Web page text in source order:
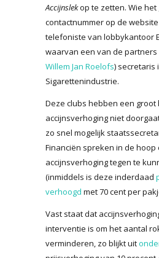
Accijnslekop te zetten. Wie het
contactnummer op de
telefoniste van lobbykantoor
waarvan een van de
Willem Jan Roelofs) secretaris
Sigarettenindustrie.
Deze clubs hebben een groot
accijnsverhoging niet
zo snel mogelijk
Financiën spreken in de hoop
accijnsverhoging tegen te
(inmiddels is deze inderdaad
verhoogd met 70 cent per
Vast staat dat
interventie is om het aantal
verminderen, zo blijkt uit